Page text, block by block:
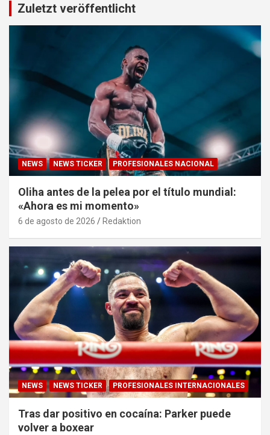
Zuletzt veröffentlicht
NEWS NEWS TICKER PROFESIONALES NACIONAL
Oliha antes de la pelea por el título mundial:
«Ahora es mi momento»
6 de agosto de 2026 Redaktion
NEWS NEWS TICKER PROFESIONALES INTERNACIONALES
Tras dar positivo en cocaína: Parker puede
volver a boxear